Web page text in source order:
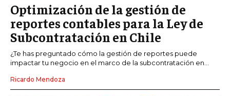
Optimización de la gestión de
reportes contables para la Ley de
Subcontratación en Chile
¿Te has preguntado cómo la gestión de reportes puede
impactar tu negocio en el marco de la subcontratación en...
Ricardo Mendoza